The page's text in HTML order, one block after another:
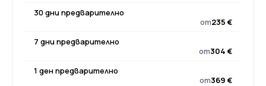
30 дни предварително
от235 €
7 дни предварително
от304 €
1 ден предварително
от369 €